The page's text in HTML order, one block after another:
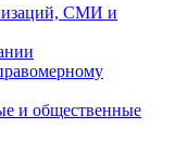
СМИ и
и общественные